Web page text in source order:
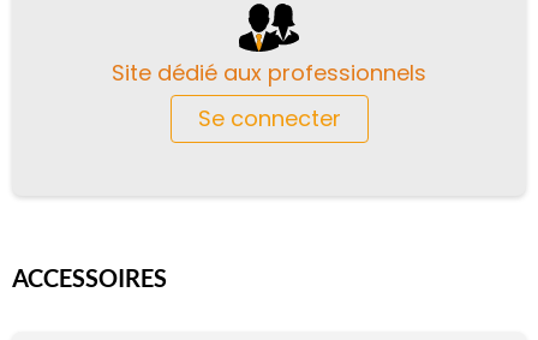
Site dédié aux professionnels
Se connecter
ACCESSOIRES